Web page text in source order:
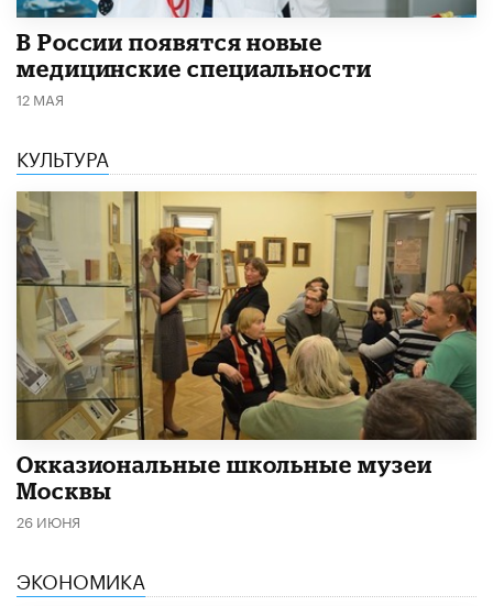
В России появятся новые
медицинские специальности
12 МАЯ
КУЛЬТУРА
​Окказиональные школьные музеи
Москвы
26 ИЮНЯ
ЭКОНОМИКА